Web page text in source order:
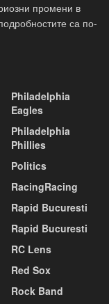
промени в
са по-
Philadelphia
Eagles
Philadelphia
Phillies
Politics
RacingRacing
Rapid Bucuresti
Rapid Bucuresti
RC Lens
Red Sox
Rock Band